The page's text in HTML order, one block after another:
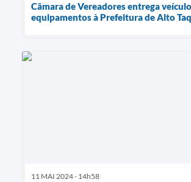
Câmara de Vereadores entrega
equipamentos à Prefeitura de Alto
11 MAI 2024 - 14h58